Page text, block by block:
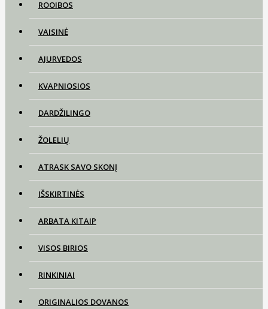
ROOIBOS
VAISINĖ
AJURVEDOS
KVAPNIOSIOS
DARDŽILINGO
ŽOLELIŲ
ATRASK SAVO SKONĮ
IŠSKIRTINĖS
ARBATA KITAIP
VISOS BIRIOS
RINKINIAI
ORIGINALIOS DOVANOS